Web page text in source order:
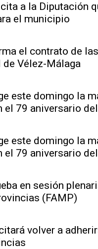
a la Diputación
el municipio
el contrato de
Vélez-Málaga
este domingo la
el 79 aniversario
este domingo la
el 79 aniversario
en sesión
(FAMP)
volver a